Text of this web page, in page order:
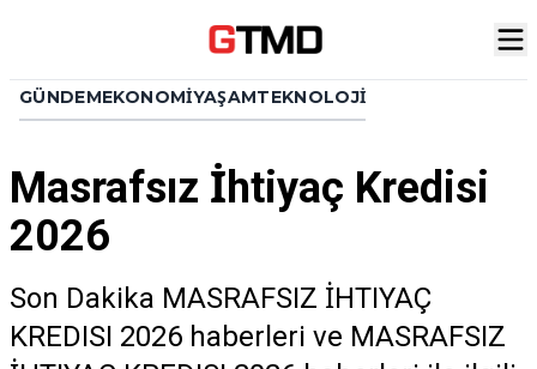
GÜNDEMEKONOMIYAŞAMTEKNOLOJI
Masrafsız İhtiyaç Kredisi
2026
Son Dakika MASRAFSIZ İHTIYAÇ
KREDISI 2026 haberleri ve MASRAFSIZ